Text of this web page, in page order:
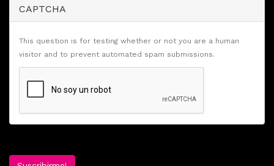
CAPTCHA
This question is for testing whether or not you are a human
visitor and to prevent automated spam submissions.